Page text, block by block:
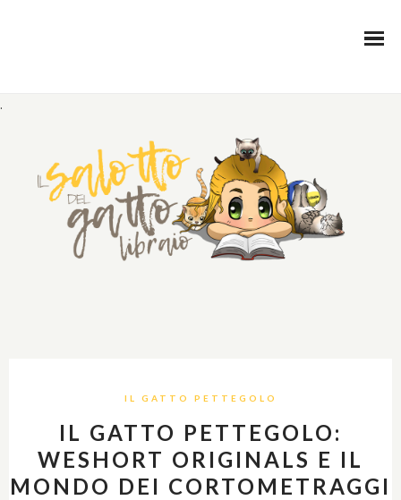
.
IL GATTO PETTEGOLO
IL GATTO PETTEGOLO:
WESHORT ORIGINALS E IL
MONDO DEI CORTOMETRAGGI